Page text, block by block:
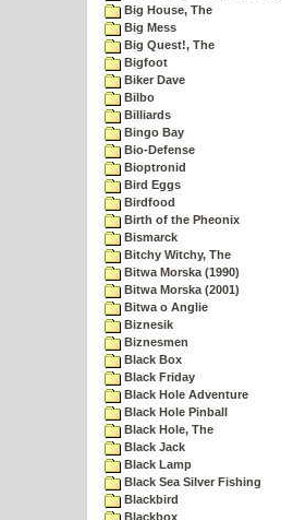
Big House, The
Big Mess
Big Quest!, The
Bigfoot
Biker Dave
Bilbo
Billiards
Bingo Bay
Bio-Defense
Bioptronid
Bird Eggs
Birdfood
Birth of the Pheonix
Bismarck
Bitchy Witchy, The
Bitwa Morska (1990)
Bitwa Morska (2001)
Bitwa o Anglie
Biznesik
Biznesmen
Black Box
Black Friday
Black Hole Adventure
Black Hole Pinball
Black Hole, The
Black Jack
Black Lamp
Black Sea Silver Fishing
Blackbird
Blackbox